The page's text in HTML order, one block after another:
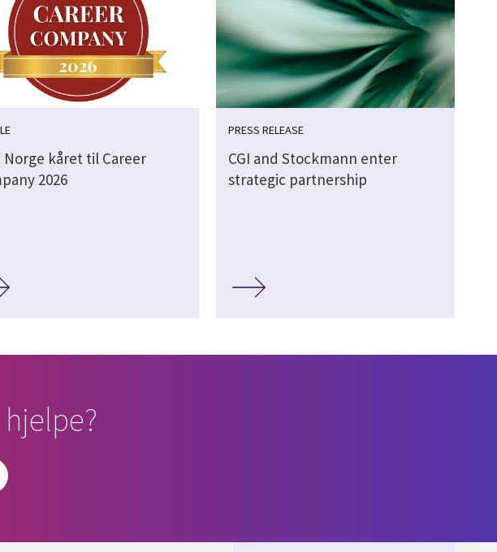
Norge kåret til Career
2026
PRESS RELEASE
CGI and Stockmann enter
strategic partnership